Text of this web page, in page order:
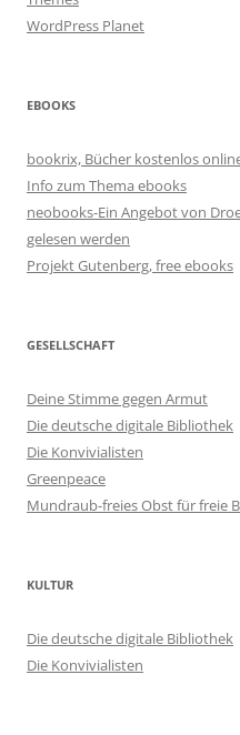
WordPress Planet
EBOOKS
bookrix, Bücher kostenlos
Info zum Thema ebooks
neobooks-Ein Angebot von
gelesen werden
Projekt Gutenberg, free ebooks
GESELLSCHAFT
Deine Stimme gegen Armut
Die deutsche digitale Bibliothek
Die Konvivialisten
Greenpeace
Mundraub-freies Obst für freie
KULTUR
Die deutsche digitale Bibliothek
Die Konvivialisten